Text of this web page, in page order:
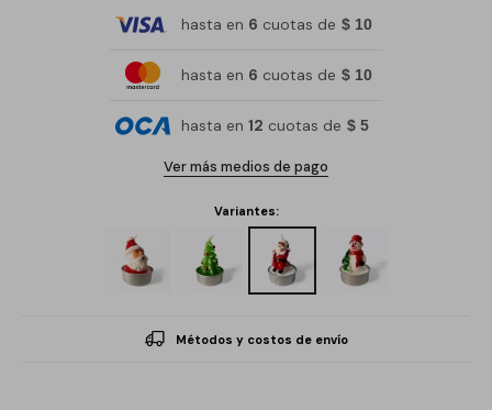
hasta en 6 cuotas de $ 10
hasta en 6 cuotas de $ 10
hasta en 12 cuotas de $ 5
Ver más medios de pago
Variantes:
Métodos y costos de envío